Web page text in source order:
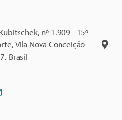
nº 1.909 - 15º
Vila Nova Conceição -
Brasil